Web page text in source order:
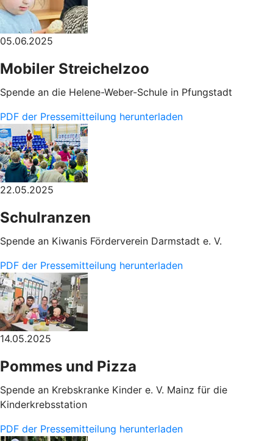
05.06.2025
Mobiler Streichelzoo
Spende an die Helene-Weber-Schule in Pfungstadt
PDF der Pressemitteilung herunterladen
22.05.2025
Schulranzen
Spende an Kiwanis Förderverein Darmstadt e. V.
PDF der Pressemitteilung herunterladen
14.05.2025
Pommes und Pizza
Spende an Krebskranke Kinder e. V. Mainz für die
Kinderkrebsstation
PDF der Pressemitteilung herunterladen